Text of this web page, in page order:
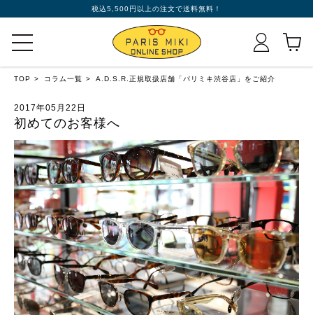
税込5,500円以上の注文で送料無料！
TOP コラム一覧 A.D.S.R.正規取扱店舗「パリミキ渋谷店」をご紹介
2017年05月22日
初めてのお客様へ